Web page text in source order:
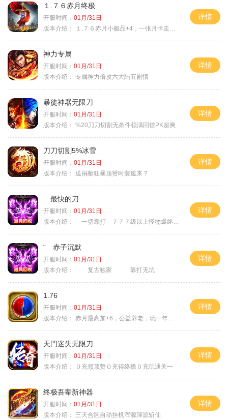
１.７６赤月终极
开服时间： 01月/31日
版本介绍：
１.７６赤月小极品+4，一张月卡走天涯c
详情
神力专属
开服时间： 01月/31日
版本介绍： 专属神力倍攻六大陆五剧情
详情
暴徒神器无限刀
开服时间： 01月/31日
版本介绍： %20刀刀切割无条件领满回馈PK超爽
详情
刀刀切割5%冰雪
开服时间： 01月/31日
版本介绍： 送捐献狂暴顶赞时装速来？
详情
最快的刀
开服时间： 01月/31日
版本介绍：
一切靠打 ７７７级以上怪物爆终极
详情
“ 赤子沉默
开服时间： 01月/31日
版本介绍：
复古独家 靠打无坑
详情
1.76
开服时间： 01月/31日
版本介绍： 赤月最高加+6，公益养老，玩一年不腻，屠龙
详情
天門迷失无限刀
开服时间： 01月/31日
版本介绍：
０充领顶赞０充得终极０充玩通关一
详情
终极吾辈新神器
开服时间： 01月/31日
版本介绍：
三天合区自动挂机浑源渾源斩仙
详情